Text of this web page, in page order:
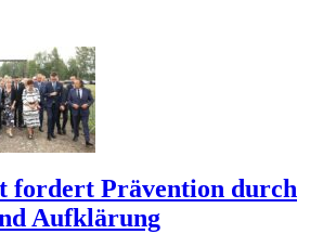
fordert Prävention durch
Aufklärung